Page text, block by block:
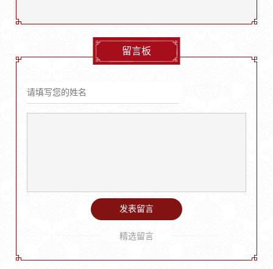
留言板
发表留言
精选留言